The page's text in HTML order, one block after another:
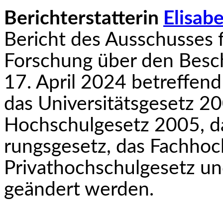
Berichterstatterin
Bericht des
Forschung über den
17. April 2024
das Universitätsge­setz
Hochschulgesetz 2005,
rungsgesetz, das
Privathochschulgesetz
geändert werden.